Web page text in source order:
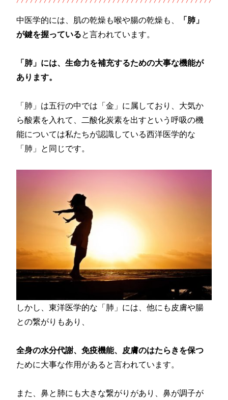
中医学的には、肌の乾燥も喉や腸の乾燥も、
「肺」
が鍵を握っていると言われています。
「肺」には、生命力を補充するための大事な機能が
あります。
「肺」は五行の中では「金」に属しており、大気か
ら酸素を入れて、二酸化炭素を出すという呼吸の機
能については私たちが認識している西洋医学的な
「肺」と同じです。
しかし、東洋医学的な「肺」には、他にも皮膚や腸
との繋がりもあり、
全身の水分代謝、免疫機能、皮膚のはたらきを保つ
ために大事な作用があると言われています。
また、鼻と肺にも大きな繋がりがあり、鼻が調子が